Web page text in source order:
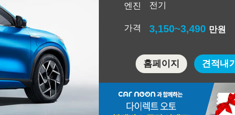
엔진 전기
가격 3,150~3,490 만원
홈페이지 견적내기